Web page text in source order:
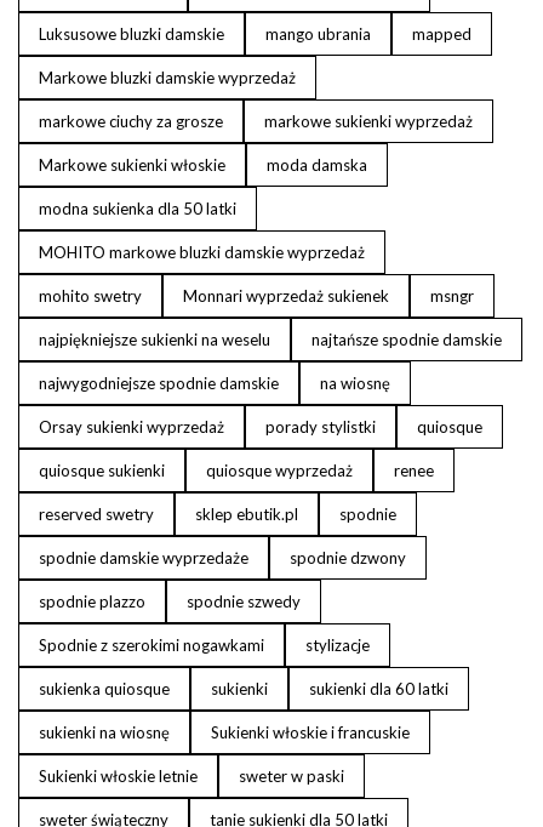
Luksusowe bluzki damskie mango ubrania mapped
Markowe bluzki damskie wyprzedaż
markowe ciuchy za grosze markowe sukienki wyprzedaż
Markowe sukienki włoskie moda damska
modna sukienka dla 50 latki
MOHITO markowe bluzki damskie wyprzedaż
mohito swetry Monnari wyprzedaż sukienek msngr
najpiękniejsze sukienki na weselu najtańsze spodnie damskie
najwygodniejsze spodnie damskie na wiosnę
Orsay sukienki wyprzedaż porady stylistki quiosque
quiosque sukienki quiosque wyprzedaż renee
reserved swetry sklep ebutik.pl spodnie
spodnie damskie wyprzedaże spodnie dzwony
spodnie plazzo spodnie szwedy
Spodnie z szerokimi nogawkami stylizacje
sukienka quiosque sukienki sukienki dla 60 latki
sukienki na wiosnę Sukienki włoskie i francuskie
Sukienki włoskie letnie sweter w paski
sweter świąteczny tanie sukienki dla 50 latki